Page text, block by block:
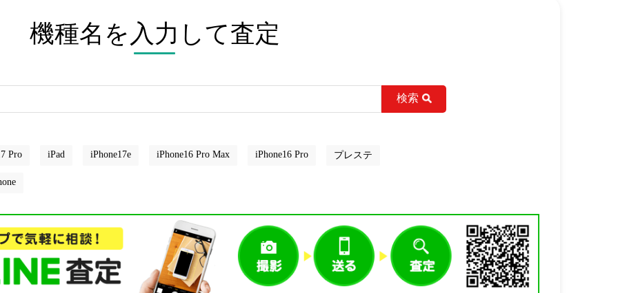
機種名を入力して査定
検索
Pro iPad iPhone17e iPhone16 Pro Max iPhone16 Pro プレステ